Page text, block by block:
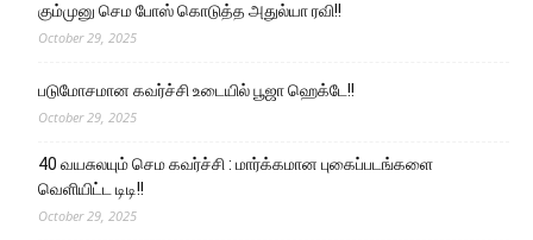
கும்முனு செம போஸ் கொடுத்த அதுல்யா ரவி!!
October 29, 2025
படுமோசமான கவர்ச்சி உடையில் பூஜா ஹெக்டே!!
October 29, 2025
40 வயசுலயும் செம கவர்ச்சி : மார்க்கமான புகைப்படங்களை
வெளியிட்ட டிடி!!
October 29, 2025